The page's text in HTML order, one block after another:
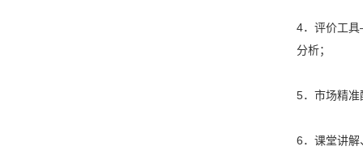
4．评价工
分析；
5．市场精准
6．课堂讲